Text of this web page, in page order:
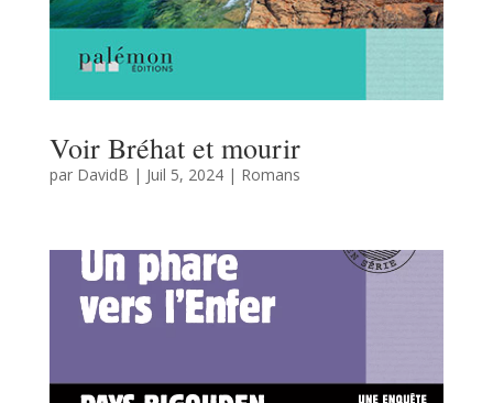
Voir Bréhat et mourir
par DavidB | Juil 5, 2024| Romans